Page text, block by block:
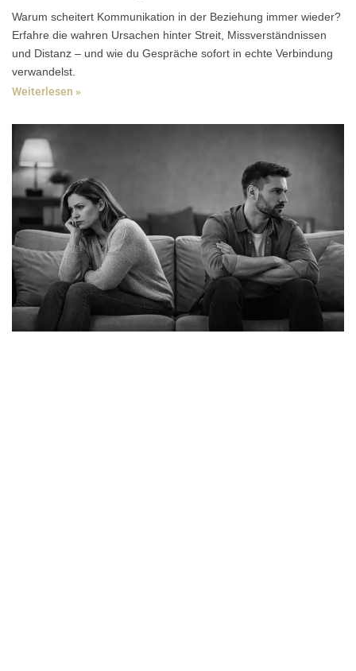
Warum scheitert Kommunikation in der Beziehung immer wieder?
Erfahre die wahren Ursachen hinter Streit, Missverständnissen
und Distanz – und wie du Gespräche sofort in echte Verbindung
verwandelst.
Weiterlesen »